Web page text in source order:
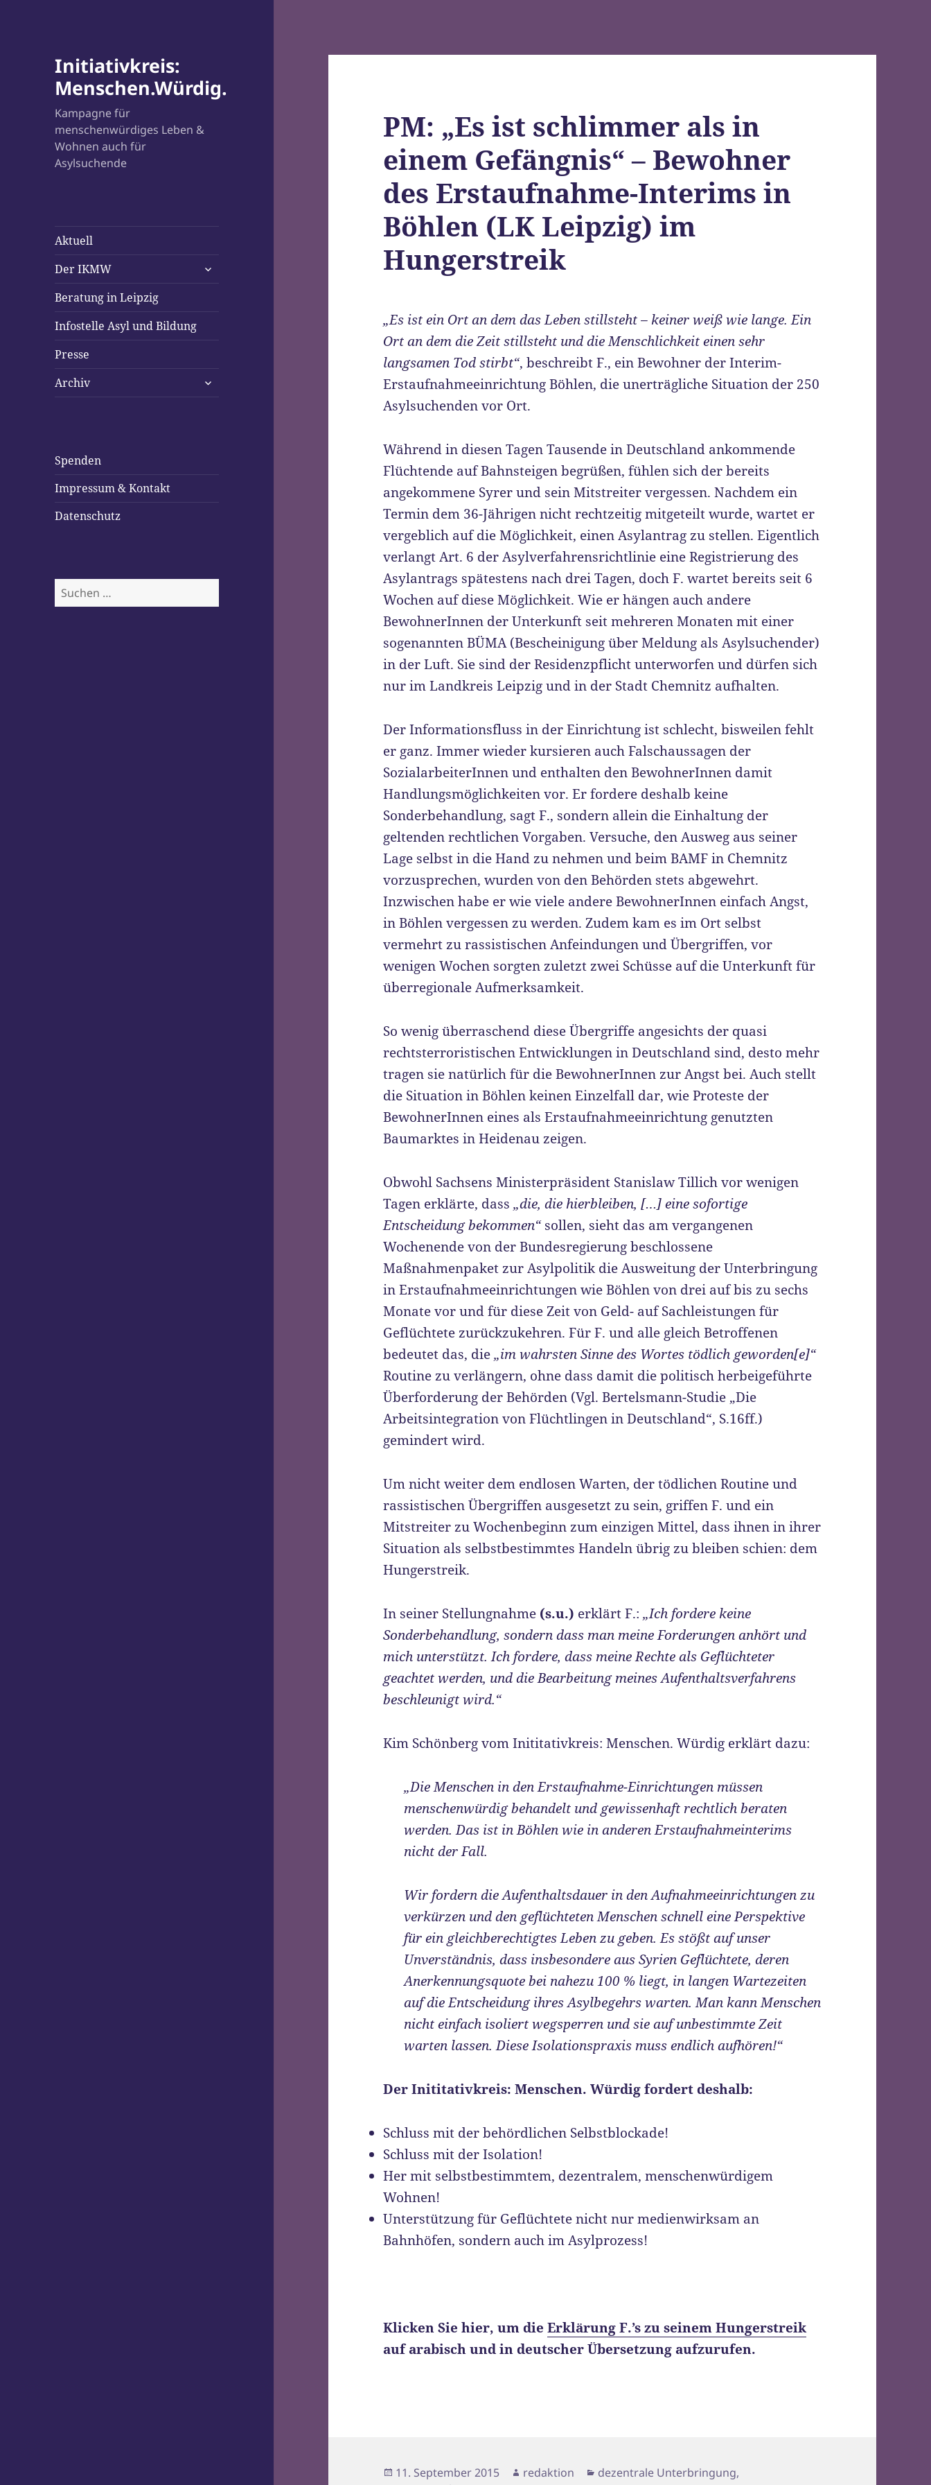
Initiativkreis:
Menschen.Würdig.
Kampagne für
menschenwürdiges Leben &
Wohnen auch für
Asylsuchende
Aktuell
Der IKMW
untermenü
Beratung in Leipzig
Infostelle Asyl und Bildung
Presse
Archiv
untermenü
Spenden
Impressum & Kontakt
Datenschutz
Suchen
nach:
PM: „Es ist schlimmer als in
einem Gefängnis“ – Bewohner
des Erstaufnahme-Interims in
Böhlen (LK Leipzig) im
Hungerstreik
„Es ist ein Ort an dem das Leben stillsteht – keiner weiß wie lange. Ein
Ort an dem die Zeit stillsteht und die Menschlichkeit einen sehr
langsamen Tod stirbt“, beschreibt F., ein Bewohner der Interim-
Erstaufnahmeeinrichtung Böhlen, die unerträgliche Situation der 250
Asylsuchenden vor Ort.
Während in diesen Tagen Tausende in Deutschland ankommende
Flüchtende auf Bahnsteigen begrüßen, fühlen sich der bereits
angekommene Syrer und sein Mitstreiter vergessen. Nachdem ein
Termin dem 36-Jährigen nicht rechtzeitig mitgeteilt wurde, wartet er
vergeblich auf die Möglichkeit, einen Asylantrag zu stellen. Eigentlich
verlangt Art. 6 der Asylverfahrensrichtlinie eine Registrierung des
Asylantrags spätestens nach drei Tagen, doch F. wartet bereits seit 6
Wochen auf diese Möglichkeit. Wie er hängen auch andere
BewohnerInnen der Unterkunft seit mehreren Monaten mit einer
sogenannten BÜMA (Bescheinigung über Meldung als Asylsuchender)
in der Luft. Sie sind der Residenzpflicht unterworfen und dürfen sich
nur im Landkreis Leipzig und in der Stadt Chemnitz aufhalten.
Der Informationsfluss in der Einrichtung ist schlecht, bisweilen fehlt
er ganz. Immer wieder kursieren auch Falschaussagen der
SozialarbeiterInnen und enthalten den BewohnerInnen damit
Handlungsmöglichkeiten vor. Er fordere deshalb keine
Sonderbehandlung, sagt F., sondern allein die Einhaltung der
geltenden rechtlichen Vorgaben. Versuche, den Ausweg aus seiner
Lage selbst in die Hand zu nehmen und beim BAMF in Chemnitz
vorzusprechen, wurden von den Behörden stets abgewehrt.
Inzwischen habe er wie viele andere BewohnerInnen einfach Angst,
in Böhlen vergessen zu werden. Zudem kam es im Ort selbst
vermehrt zu rassistischen Anfeindungen und Übergriffen, vor
wenigen Wochen sorgten zuletzt zwei Schüsse auf die Unterkunft für
überregionale Aufmerksamkeit.
So wenig überraschend diese Übergriffe angesichts der quasi
rechtsterroristischen Entwicklungen in Deutschland sind, desto mehr
tragen sie natürlich für die BewohnerInnen zur Angst bei. Auch stellt
die Situation in Böhlen keinen Einzelfall dar, wie Proteste der
BewohnerInnen eines als Erstaufnahmeeinrichtung genutzten
Baumarktes in Heidenau zeigen.
Obwohl Sachsens Ministerpräsident Stanislaw Tillich vor wenigen
Tagen erklärte, dass„die, die hierbleiben, […] eine sofortige
Entscheidung bekommen“sollen, sieht das am vergangenen
Wochenende von der Bundesregierung beschlossene
Maßnahmenpaket zur Asylpolitik die Ausweitung der Unterbringung
in Erstaufnahmeeinrichtungen wie Böhlen von drei auf bis zu sechs
Monate vor und für diese Zeit von Geld- auf Sachleistungen für
Geflüchtete zurückzukehren. Für F. und alle gleich Betroffenen
bedeutet das, die„im wahrsten Sinne des Wortes tödlich geworden[e]“
Routine zu verlängern, ohne dass damit die politisch herbeigeführte
Überforderung der Behörden (Vgl. Bertelsmann-Studie „Die
Arbeitsintegration von Flüchtlingen in Deutschland“, S.16ff.)
gemindert wird.
Um nicht weiter dem endlosen Warten, der tödlichen Routine und
rassistischen Übergriffen ausgesetzt zu sein, griffen F. und ein
Mitstreiter zu Wochenbeginn zum einzigen Mittel, dass ihnen in ihrer
Situation als selbstbestimmtes Handeln übrig zu bleiben schien: dem
Hungerstreik.
In seiner Stellungnahme (s.u.) erklärt F.:„Ich fordere keine
Sonderbehandlung, sondern dass man meine Forderungen anhört und
mich unterstützt. Ich fordere, dass meine Rechte als Geflüchteter
geachtet werden, und die Bearbeitung meines Aufenthaltsverfahrens
beschleunigt wird.“
Kim Schönberg vom Inititativkreis: Menschen. Würdig erklärt dazu:
„Die Menschen in den Erstaufnahme-Einrichtungen müssen
menschenwürdig behandelt und gewissenhaft rechtlich beraten
werden. Das ist in Böhlen wie in anderen Erstaufnahmeinterims
nicht der Fall.
Wir fordern die Aufenthaltsdauer in den Aufnahmeeinrichtungen zu
verkürzen und den geflüchteten Menschen schnell eine Perspektive
für ein gleichberechtigtes Leben zu geben. Es stößt auf unser
Unverständnis, dass insbesondere aus Syrien Geflüchtete, deren
Anerkennungsquote bei nahezu 100 % liegt, in langen Wartezeiten
auf die Entscheidung ihres Asylbegehrs warten. Man kann Menschen
nicht einfach isoliert wegsperren und sie auf unbestimmte Zeit
warten lassen. Diese Isolationspraxis muss endlich aufhören!“
Der Inititativkreis: Menschen. Würdig fordert deshalb:
Schluss mit der behördlichen Selbstblockade!
Schluss mit der Isolation!
Her mit selbstbestimmtem, dezentralem, menschenwürdigem
Wohnen!
Unterstützung für Geflüchtete nicht nur medienwirksam an
Bahnhöfen, sondern auch im Asylprozess!
Klicken Sie hier, um dieErklärung F.’s zu seinem Hungerstreik
auf arabisch und in deutscher Übersetzung aufzurufen.
Veröffentlicht
11. September 2015 Autor
redaktion Kategorien
dezentrale Unterbringung,